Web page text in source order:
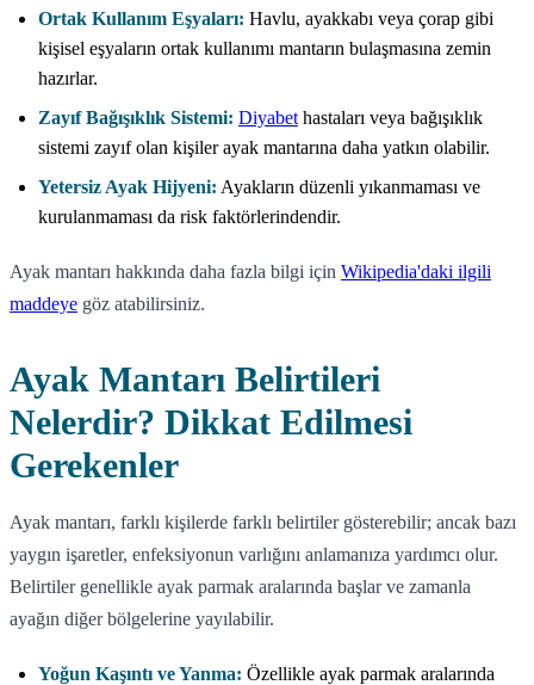
Ortak Kullanım Eşyaları: Havlu, ayakkabı veya çorap gibi
kişisel eşyaların ortak kullanımı mantarın bulaşmasına zemin
hazırlar.
Zayıf Bağışıklık Sistemi: Diyabet hastaları veya bağışıklık
sistemi zayıf olan kişiler ayak mantarına daha yatkın olabilir.
Yetersiz Ayak Hijyeni: Ayakların düzenli yıkanmaması ve
kurulanmaması da risk faktörlerindendir.
Ayak mantarı hakkında daha fazla bilgi için Wikipedia'daki ilgili
maddeye göz atabilirsiniz.
Ayak Mantarı Belirtileri
Nelerdir? Dikkat Edilmesi
Gerekenler
Ayak mantarı, farklı kişilerde farklı belirtiler gösterebilir; ancak bazı
yaygın işaretler, enfeksiyonun varlığını anlamanıza yardımcı olur.
Belirtiler genellikle ayak parmak aralarında başlar ve zamanla
ayağın diğer bölgelerine yayılabilir.
Yoğun Kaşıntı ve Yanma: Özellikle ayak parmak aralarında